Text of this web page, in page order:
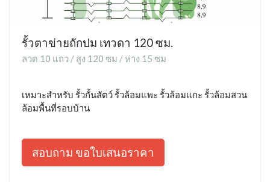
รั้วตาข่ายถักปม เทวดา 120 ซม.
ลวด 10 แถว / สูง 120 ซม / ห่าง 15 ซม
เหมาะสำหรับ รั้วกั้นสัตว์ รั้วล้อมแพะ รั้วล้อมแกะ รั้วล้อมสวน
ล้อมพื้นที่รอบบ้าน
สอบถาม ขอใบเสนอราคา